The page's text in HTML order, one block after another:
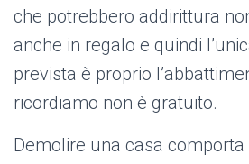
che potrebbero addirittura
anche in regalo e quindi
prevista è proprio
ricordiamo non è gratuito.
Demolire una casa